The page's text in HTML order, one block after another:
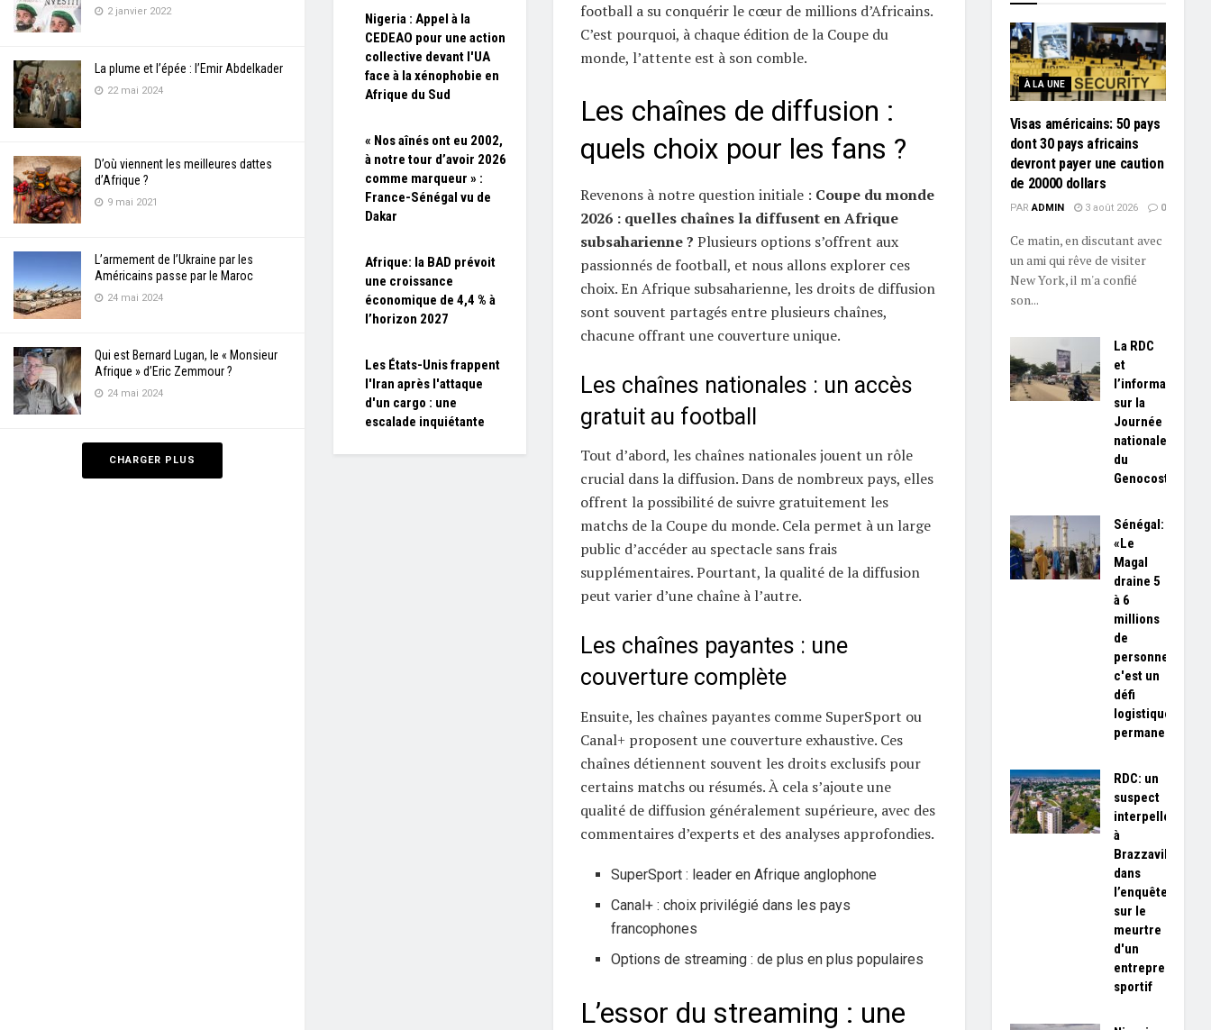
2 janvier 2022
La plume et l’épée : l’Emir Abdelkader
22 mai 2024
D’où viennent les meilleures dattes
d’Afrique ?
9 mai 2021
L’armement de l’Ukraine par les
Américains passe par le Maroc
24 mai 2024
Qui est Bernard Lugan, le « Monsieur
Afrique » d’Eric Zemmour ?
24 mai 2024
CHARGER PLUS
football a su conquérir le cœur de millions d’Africains.
C’est pourquoi, à chaque édition de la Coupe du
monde, l’attente est à son comble.
Les chaînes de diffusion :
quels choix pour les fans ?
Revenons à notre question initiale : Coupe du monde
2026 : quelles chaînes la diffusent en Afrique
subsaharienne ? Plusieurs options s’offrent aux
passionnés de football, et nous allons explorer ces
choix. En Afrique subsaharienne, les droits de diffusion
sont souvent partagés entre plusieurs chaînes,
chacune offrant une couverture unique.
Les chaînes nationales : un accès
gratuit au football
Tout d’abord, les chaînes nationales jouent un rôle
crucial dans la diffusion. Dans de nombreux pays, elles
offrent la possibilité de suivre gratuitement les
matchs de la Coupe du monde. Cela permet à un large
public d’accéder au spectacle sans frais
supplémentaires. Pourtant, la qualité de la diffusion
peut varier d’une chaîne à l’autre.
Les chaînes payantes : une
couverture complète
Ensuite, les chaînes payantes comme SuperSport ou
Canal+ proposent une couverture exhaustive. Ces
chaînes détiennent souvent les droits exclusifs pour
certains matchs ou résumés. À cela s’ajoute une
qualité de diffusion généralement supérieure, avec des
commentaires d’experts et des analyses approfondies.
SuperSport : leader en Afrique anglophone
Canal+ : choix privilégié dans les pays
francophones
Options de streaming : de plus en plus populaires
L’essor du streaming : une
Nigeria : Appel à la
CEDEAO pour une action
collective devant l'UA
face à la xénophobie en
Afrique du Sud
« Nos aînés ont eu 2002,
à notre tour d’avoir 2026
comme marqueur » :
France-Sénégal vu de
Dakar
Afrique: la BAD prévoit
une croissance
économique de 4,4 % à
l’horizon 2027
Les États-Unis frappent
l'Iran après l'attaque
d'un cargo : une
escalade inquiétante
À LA UNE
Visas américains: 50 pays
dont 30 pays africains
devront payer une caution
de 20000 dollars
PAR ADMIN 3 août 2026 0
Ce matin, en discutant avec
un ami qui rêve de visiter
New York, il m'a confié
son...
La RDC
et
l’information
sur la
Journée
nationale
du
Genocost
Sénégal:
«Le
Magal
draine 5
à 6
millions
de
personnes,
c'est un
défi
logistique
permanent»
RDC: un
suspect
interpellé
à
Brazzaville
dans
l’enquête
sur le
meurtre
d'un
entrepreneur
sportif